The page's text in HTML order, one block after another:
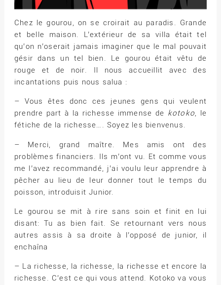
Chez le gourou, on se croirait au paradis. Grande
et belle maison. L’extérieur de sa villa était tel
qu’on n’oserait jamais imaginer que le mal pouvait
gésir dans un tel bien. Le gourou était vêtu de
rouge et de noir. Il nous accueillit avec des
incantations puis nous salua :
– Vous êtes donc ces jeunes gens qui veulent
prendre part à la richesse immense de kotoko, le
fétiche de la richesse…. Soyez les bienvenus.
– Merci, grand maître. Mes amis ont des
problèmes financiers. Ils m’ont vu. Et comme vous
me l’avez recommandé, j’ai voulu leur apprendre à
pêcher au lieu de leur donner tout le temps du
poisson, introduisit Junior.
Le gourou se mit à rire sans soin et finit en lui
disant: Tu as bien fait. Se retournant vers nous
autres assis à sa droite à l’opposé de junior, il
enchaîna
– La richesse, la richesse, la richesse et encore la
richesse. C’est ce qui vous attend. Kotoko va vous